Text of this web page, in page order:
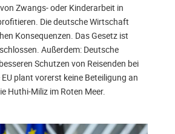
Zwangs- oder Kinderarbeit in
Die deutsche Wirtschaft
Konsequenzen. Das Gesetz ist
Außerdem: Deutsche
Schutzen von Reisenden bei
plant vorerst keine Beteiligung an
Huthi-Miliz im Roten Meer.